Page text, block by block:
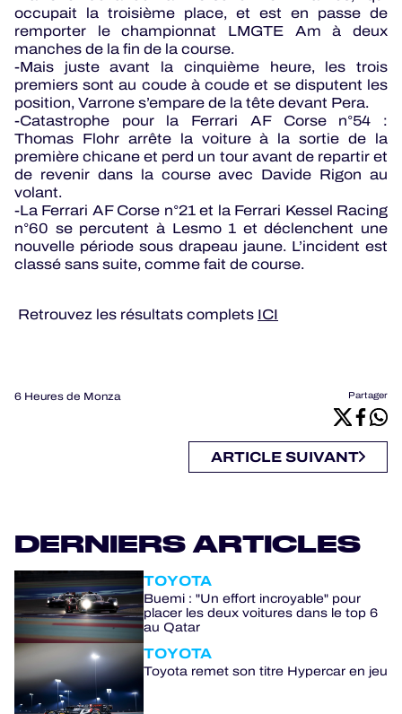
occupait la troisième place, et est en passe de
remporter le championnat LMGTE Am à deux
manches de la fin de la course.
-Mais juste avant la cinquième heure, les trois
premiers sont au coude à coude et se disputent les
position, Varrone s’empare de la tête devant Pera.
-Catastrophe pour la Ferrari AF Corse n°54 :
Thomas Flohr arrête la voiture à la sortie de la
première chicane et perd un tour avant de repartir et
de revenir dans la course avec Davide Rigon au
volant.
-La Ferrari AF Corse n°21 et la Ferrari Kessel Racing
n°60 se percutent à Lesmo 1 et déclenchent une
nouvelle période sous drapeau jaune. L’incident est
classé sans suite, comme fait de course.
Retrouvez les résultats complets ICI
6 Heures de Monza Partager
ARTICLE SUIVANT
DERNIERS ARTICLES
TOYOTA
Buemi : "Un effort incroyable" pour
placer les deux voitures dans le top 6
au Qatar
TOYOTA
Toyota remet son titre Hypercar en jeu